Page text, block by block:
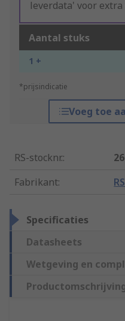
leverdata' voor
Aantal stuks
1 +
*prijsindicatie
Voeg toe
RS-stocknr.:
Fabrikant:
Specificaties
Datasheets
Wetgeving en